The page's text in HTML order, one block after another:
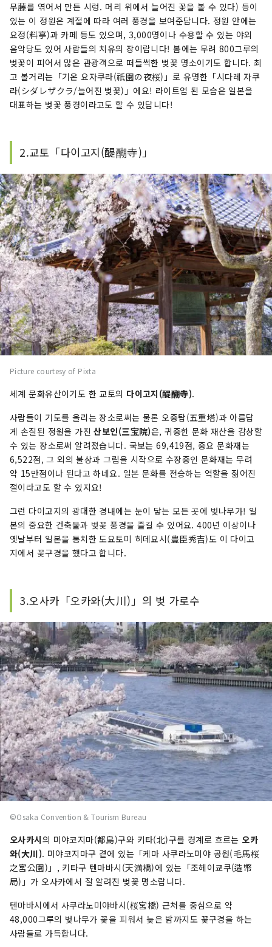
무藤를 엮어서 만든 시렁. 머리 위에서 늘어진 꽃을 볼 수 있다) 등이
있는 이 정원은 계절에 따라 여러 풍경을 보여준답니다. 정원 안에는
요정(料亭)과 카페 등도 있으며, 3,000명이나 수용할 수 있는 야외
음악당도 있어 사람들의 치유의 장이랍니다! 봄에는 무려 800그루의
벚꽃이 피어서 많은 관광객으로 떠들썩한 벚꽃 명소이기도 합니다. 최
고 볼거리는「기온 요자쿠라(祇園の夜桜)」로 유명한「시다레 자쿠
라(シダレザクラ/늘어진 벚꽃)」에요! 라이트업 된 모습은 일본을
대표하는 벚꽃 풍경이라고도 할 수 있답니다!
2.교토「다이고지(醍醐寺)」
Picture courtesy of Pixta
세계 문화유산이기도 한 교토의 다이고지(醍醐寺).
사람들이 기도를 올리는 장소로써는 물론 오중탑(五重塔)과 아름답
게 손질된 정원을 가진 산보인(三宝院)은, 귀중한 문화 재산을 감상할
수 있는 장소로써 알려졌습니다. 국보는 69,419점, 중요 문화재는
6,522점, 그 외의 불상과 그림을 시작으로 수장중인 문화재는 무려
약 15만점이나 된다고 하네요. 일본 문화를 전승하는 역할을 짊어진
절이라고도 할 수 있지요!
그런 다이고지의 광대한 경내에는 눈이 닿는 모든 곳에 벚나무가! 일
본의 중요한 건축물과 벚꽃 풍경을 즐길 수 있어요. 400년 이상이나
옛날부터 일본을 통치한 도요토미 히데요시(豊臣秀吉)도 이 다이고
지에서 꽃구경을 했다고 합니다.
3.오사카「오카와(大川)」의 벚 가로수
©Osaka Convention & Tourism Bureau
오사카시의 미야코지마(都島)구와 키타(北)구를 경계로 흐르는 오카
와(大川). 미야코지마구 곁에 있는「케마 사쿠라노미야 공원(毛馬桜
之宮公園)」, 키타구 텐마바시(天満橋)에 있는「조헤이쿄쿠(造幣
局)」가 오사카에서 잘 알려진 벚꽃 명소랍니다.
텐마바시에서 사쿠라노미야바시(桜宮橋) 근처를 중심으로 약
48,000그루의 벚나무가 꽃을 피워서 늦은 밤까지도 꽃구경을 하는
사람들로 가득합니다.